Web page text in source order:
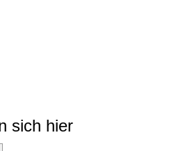
sich hier